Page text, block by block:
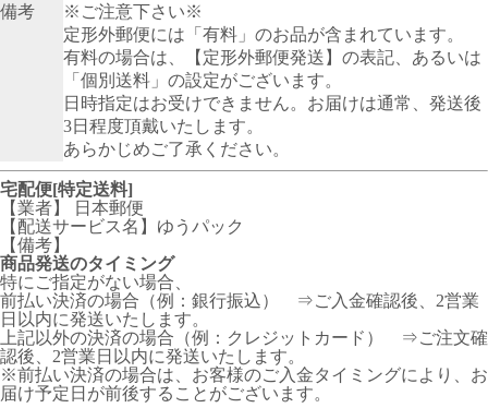
備考
※ご注意下さい※
定形外郵便には「有料」のお品が含まれています。
有料の場合は、【定形外郵便発送】の表記、あるいは
「個別送料」の設定がございます。
日時指定はお受けできません。お届けは通常、発送後
3日程度頂戴いたします。
あらかじめご了承ください。
宅配便[特定送料]
【業者】 日本郵便
【配送サービス名】ゆうパック
【備考】
商品発送のタイミング
特にご指定がない場合、
前払い決済の場合（例：銀行振込） ⇒ご入金確認後、2営業
日以内に発送いたします。
上記以外の決済の場合（例：クレジットカード） ⇒ご注文確
認後、2営業日以内に発送いたします。
※前払い決済の場合は、お客様のご入金タイミングにより、お
届け予定日が前後することがございます。